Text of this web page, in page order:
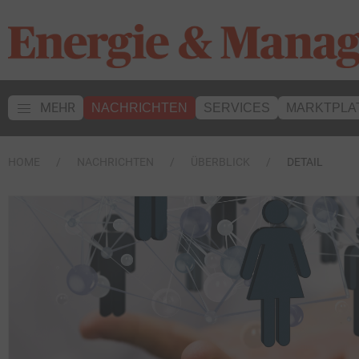
MEHR NACHRICHTEN SERVICES
DETAIL